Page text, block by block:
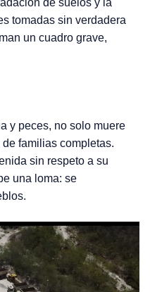
tomadas sin verdadera
un cuadro grave,
y peces, no solo muere
familias completas.
sin respeto a su
una loma: se